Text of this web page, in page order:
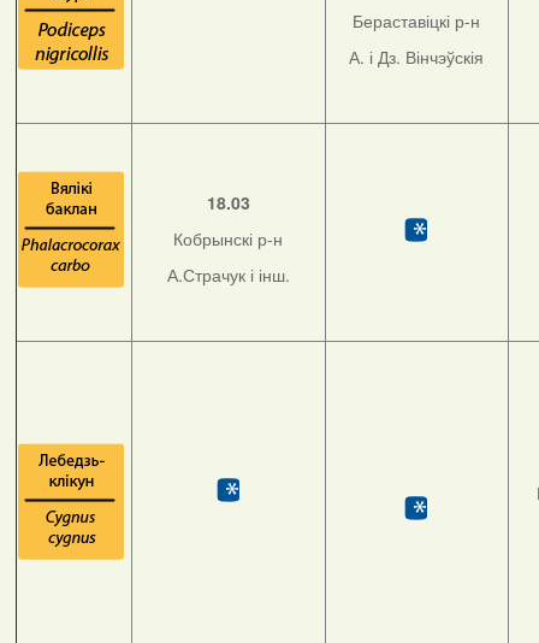
Бераставіцкі р-н
А. і Дз. Вінчэўскія
18.03
Кобрынскі р-н
А.Страчук і інш.